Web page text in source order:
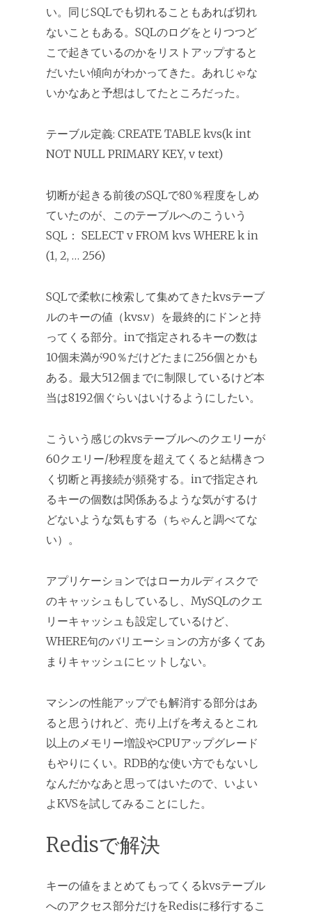
い。同じSQLでも切れることもあれば切れ
ないこともある。SQLのログをとりつつど
こで起きているのかをリストアップすると
だいたい傾向がわかってきた。あれじゃな
いかなあと予想はしてたところだった。
テーブル定義: CREATE TABLE kvs(k int
NOT NULL PRIMARY KEY, v text)
切断が起きる前後のSQLで80％程度をしめ
ていたのが、このテーブルへのこういう
SQL： SELECT v FROM kvs WHERE k in
(1, 2, … 256)
SQLで柔軟に検索して集めてきたkvsテーブ
ルのキーの値（kvs.v）を最終的にドンと持
ってくる部分。inで指定されるキーの数は
10個未満が90％だけどたまに256個とかも
ある。最大512個までに制限しているけど本
当は8192個ぐらいはいけるようにしたい。
こういう感じのkvsテーブルへのクエリーが
60クエリー/秒程度を超えてくると結構きつ
く切断と再接続が頻発する。inで指定され
るキーの個数は関係あるような気がするけ
どないような気もする（ちゃんと調べてな
い）。
アプリケーションではローカルディスクで
のキャッシュもしているし、MySQLのクエ
リーキャッシュも設定しているけど、
WHERE句のバリエーションの方が多くてあ
まりキャッシュにヒットしない。
マシンの性能アップでも解消する部分はあ
ると思うけれど、売り上げを考えるとこれ
以上のメモリー増設やCPUアップグレード
もやりにくい。RDB的な使い方でもないし
なんだかなあと思ってはいたので、いよい
よKVSを試してみることにした。
Redisで解決
キーの値をまとめてもってくるkvsテーブル
へのアクセス部分だけをRedisに移行するこ